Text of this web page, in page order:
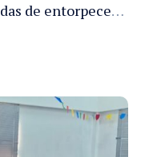
PMAM apreende 16,6 toneladas de entorpecentes e registra aumento nas prisões em flagrante e nas capturas de foragidos no primeiro semestre de 2026